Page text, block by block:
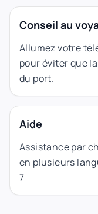
Conseil au
Allumez votre
pour éviter que
du port.
Aide
Assistance par
en plusieurs
7